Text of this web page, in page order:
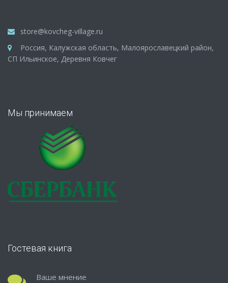
store@kovcheg-village.ru
Россия, Калужская область, Малоярославецкий район,
СП Ильинское, Деревня Ковчег
Мы принимаем
Гостевая книга
Ваше мнение